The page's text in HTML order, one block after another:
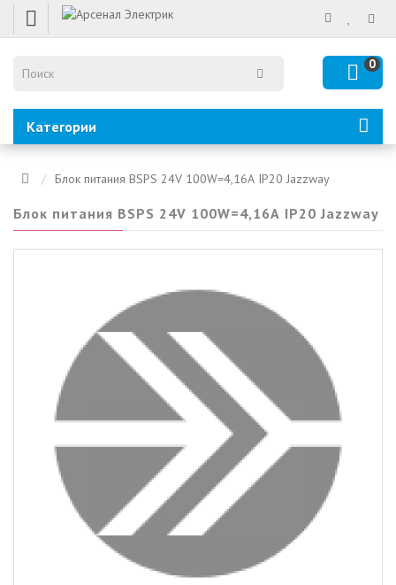
0
Категории
Блок питания BSPS 24V 100W=4,16А IP20 Jazzway
Блок питания BSPS 24V 100W=4,16А IP20 Jazzway